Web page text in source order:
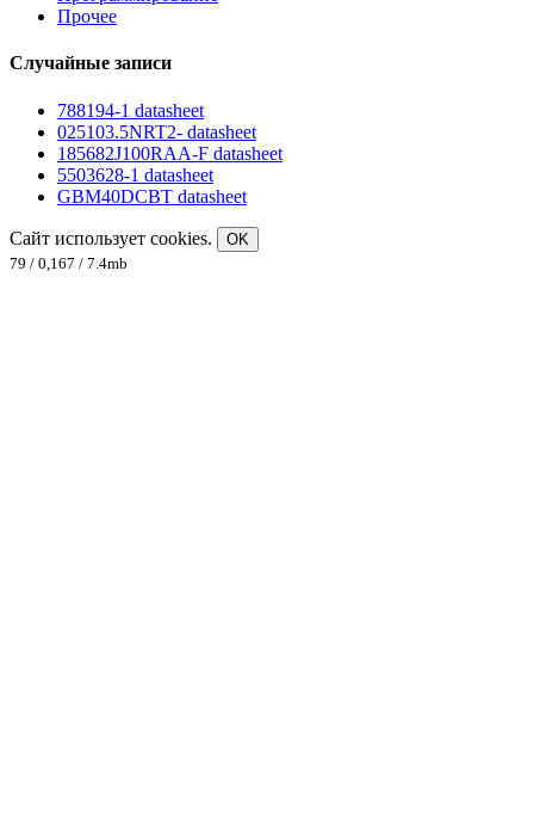
Прочее
Случайные записи
788194-1 datasheet
025103.5NRT2- datasheet
185682J100RAA-F datasheet
5503628-1 datasheet
GBM40DCBT datasheet
Сайт использует cookies.
OK
79 / 0,167 / 7.4mb